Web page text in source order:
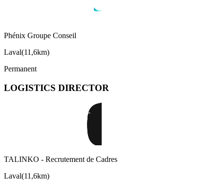
Phénix Groupe Conseil
Laval(11,6km)
Permanent
LOGISTICS DIRECTOR
TALINKO - Recrutement de Cadres
Laval(11,6km)